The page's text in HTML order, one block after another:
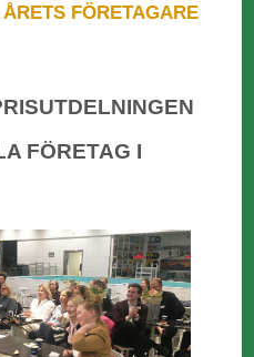
FÖRETAGARE
FÖRETAG I